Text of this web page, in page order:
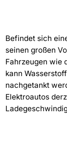
Befindet sich
seinen großen
Fahrzeugen wie
kann
nachgetankt
Elektroautos